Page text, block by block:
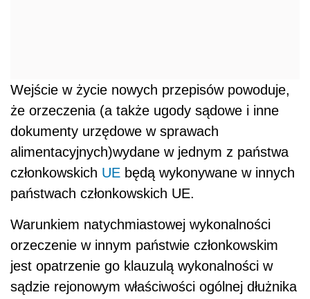
Wejście w życie nowych przepisów powoduje,
że orzeczenia (a także ugody sądowe i inne
dokumenty urzędowe w sprawach
alimentacyjnych)wydane w jednym z państwa
członkowskich UE będą wykonywane w innych
państwach członkowskich UE.
Warunkiem natychmiastowej wykonalności
orzeczenie w innym państwie członkowskim
jest opatrzenie go klauzulą wykonalności w
sądzie rejonowym właściwości ogólnej dłużnika